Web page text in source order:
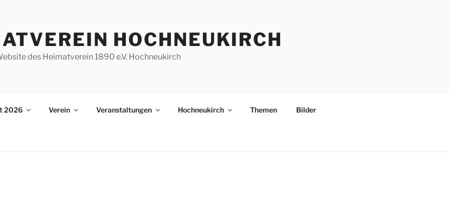
HOCHNEUKIRCH
des Heimatverein 1890 e.V. Hochneukirch
2026 Verein Veranstaltungen Hochneukirch Themen Bilder